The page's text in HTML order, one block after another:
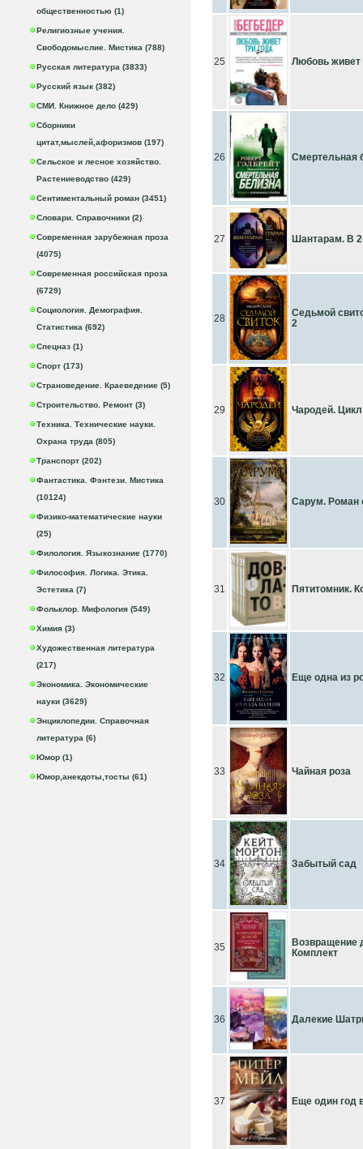
общественностью (1)
Религиозные учения.
Свободомыслие. Мистика (788)
Русская литература (3833)
Русский язык (382)
СМИ. Книжное дело (429)
Сборники
цитат,мыслей,афоризмов (197)
Сельское и лесное хозяйство.
Растениеводство (429)
Сентиментальный роман (3451)
Словари. Справочники (2)
Современная зарубежная проза
(4075)
Современная российская проза
(6729)
Социология. Демография.
Статистика (692)
Спецназ (1)
Спорт (173)
Страноведение. Краеведение (5)
Строительство. Ремонт (3)
Техника. Технические науки.
Охрана труда (805)
Транспорт (202)
Фантастика. Фэнтези. Мистика
(10124)
Физико-математические науки
(25)
Филология. Языкознание (1770)
Философия. Логика. Этика.
Эстетика (7)
Фольклор. Мифология (549)
Химия (3)
Художественная литература
(217)
Экономика. Экономические
науки (3629)
Энциклопедии. Справочная
литература (6)
Юмор (1)
Юмор,анекдоты,тосты (61)
25 Любовь живет
26 Смертельная
27 Шантарам. В
28
Седьмой
2
29 Чародей. Цикл
30 Сарум. Роман
31 Пятитомник.
32 Еще одна из
33 Чайная роза
34 Забытый сад
35
Возвращение
Комплект
36 Далекие
37 Еще один год